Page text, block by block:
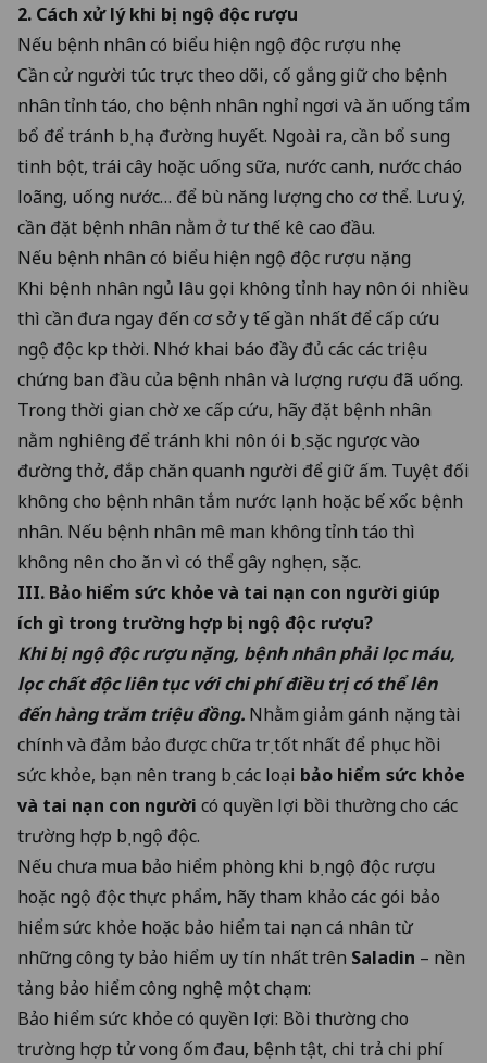
2. Cách xử lý khi bị ngộ độc rượu
Nếu bệnh nhân có biểu hiện ngộ độc rượu nhẹ
Cần cử người túc trực theo dõi, cố gắng giữ cho bệnh
nhân tỉnh táo, cho bệnh nhân nghỉ ngơi và ăn uống tẩm
bổ để tránh bị hạ đường huyết. Ngoài ra, cần bổ sung
tinh bột, trái cây hoặc uống sữa, nước canh, nước cháo
loãng, uống nước… để bù năng lượng cho cơ thể. Lưu ý,
cần đặt bệnh nhân nằm ở tư thế kê cao đầu.
Nếu bệnh nhân có biểu hiện ngộ độc rượu nặng
Khi bệnh nhân ngủ lâu gọi không tỉnh hay nôn ói nhiều
thì cần đưa ngay đến cơ sở y tế gần nhất để cấp cứu
ngộ độc kịp thời. Nhớ khai báo đầy đủ các các triệu
chứng ban đầu của bệnh nhân và lượng rượu đã uống.
Trong thời gian chờ xe cấp cứu, hãy đặt bệnh nhân
nằm nghiêng để tránh khi nôn ói bị sặc ngược vào
đường thở, đắp chăn quanh người để giữ ấm. Tuyệt đối
không cho bệnh nhân tắm nước lạnh hoặc bế xốc bệnh
nhân. Nếu bệnh nhân mê man không tỉnh táo thì
không nên cho ăn vì có thể gây nghẹn, sặc.
III. Bảo hiểm sức khỏe và tai nạn con người giúp
ích gì trong trường hợp bị ngộ độc rượu?
Khi bị ngộ độc rượu nặng, bệnh nhân phải lọc máu,
lọc chất độc liên tục với chi phí điều trị có thể lên
đến hàng trăm triệu đồng. Nhằm giảm gánh nặng tài
chính và đảm bảo được chữa trị tốt nhất để phục hồi
sức khỏe, bạn nên trang bị các loại bảo hiểm sức khỏe
và tai nạn con người có quyền lợi bồi thường cho các
trường hợp bị ngộ độc.
Nếu chưa mua bảo hiểm phòng khi bị ngộ độc rượu
hoặc ngộ độc thực phẩm, hãy tham khảo các gói bảo
hiểm sức khỏe hoặc bảo hiểm tai nạn cá nhân từ
những công ty bảo hiểm uy tín nhất trên Saladin – nền
tảng bảo hiểm công nghệ một chạm:
Bảo hiểm sức khỏe có quyền lợi: Bồi thường cho
trường hợp tử vong ốm đau, bệnh tật, chi trả chi phí